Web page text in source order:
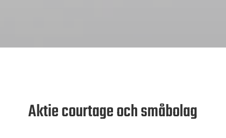
Aktie courtage och småbolag